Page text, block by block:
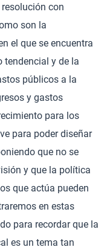
con
son la
el que se encuentra
tendencial y de la
públicos a la
y gastos
para los
para poder diseñar
que no se
y que la política
que actúa pueden
en estas
para recordar que la
es un tema tan